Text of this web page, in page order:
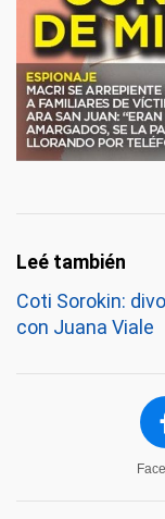
Coti Sorokin:
con Juana Viale